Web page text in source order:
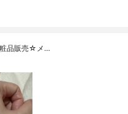
品販売☆メ…